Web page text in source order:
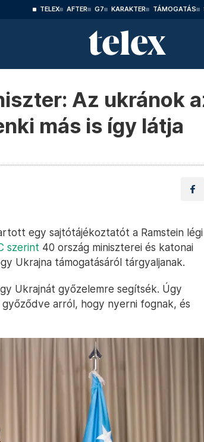
TELEX AFTER G7 KARAKTER TÁMOGATÁS
Az ukránok
más is így látja
egy sajtótájékoztatót a Ramstein légi
szerint 40 ország miniszterei és katonai
Ukrajna támogatásáról tárgyaljanak.
Ukrajnát győzelemre segítsék. Úgy
arról, hogy nyerni fognak, és